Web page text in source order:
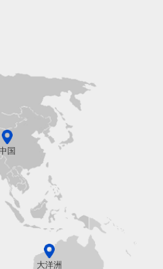
国
大洋洲